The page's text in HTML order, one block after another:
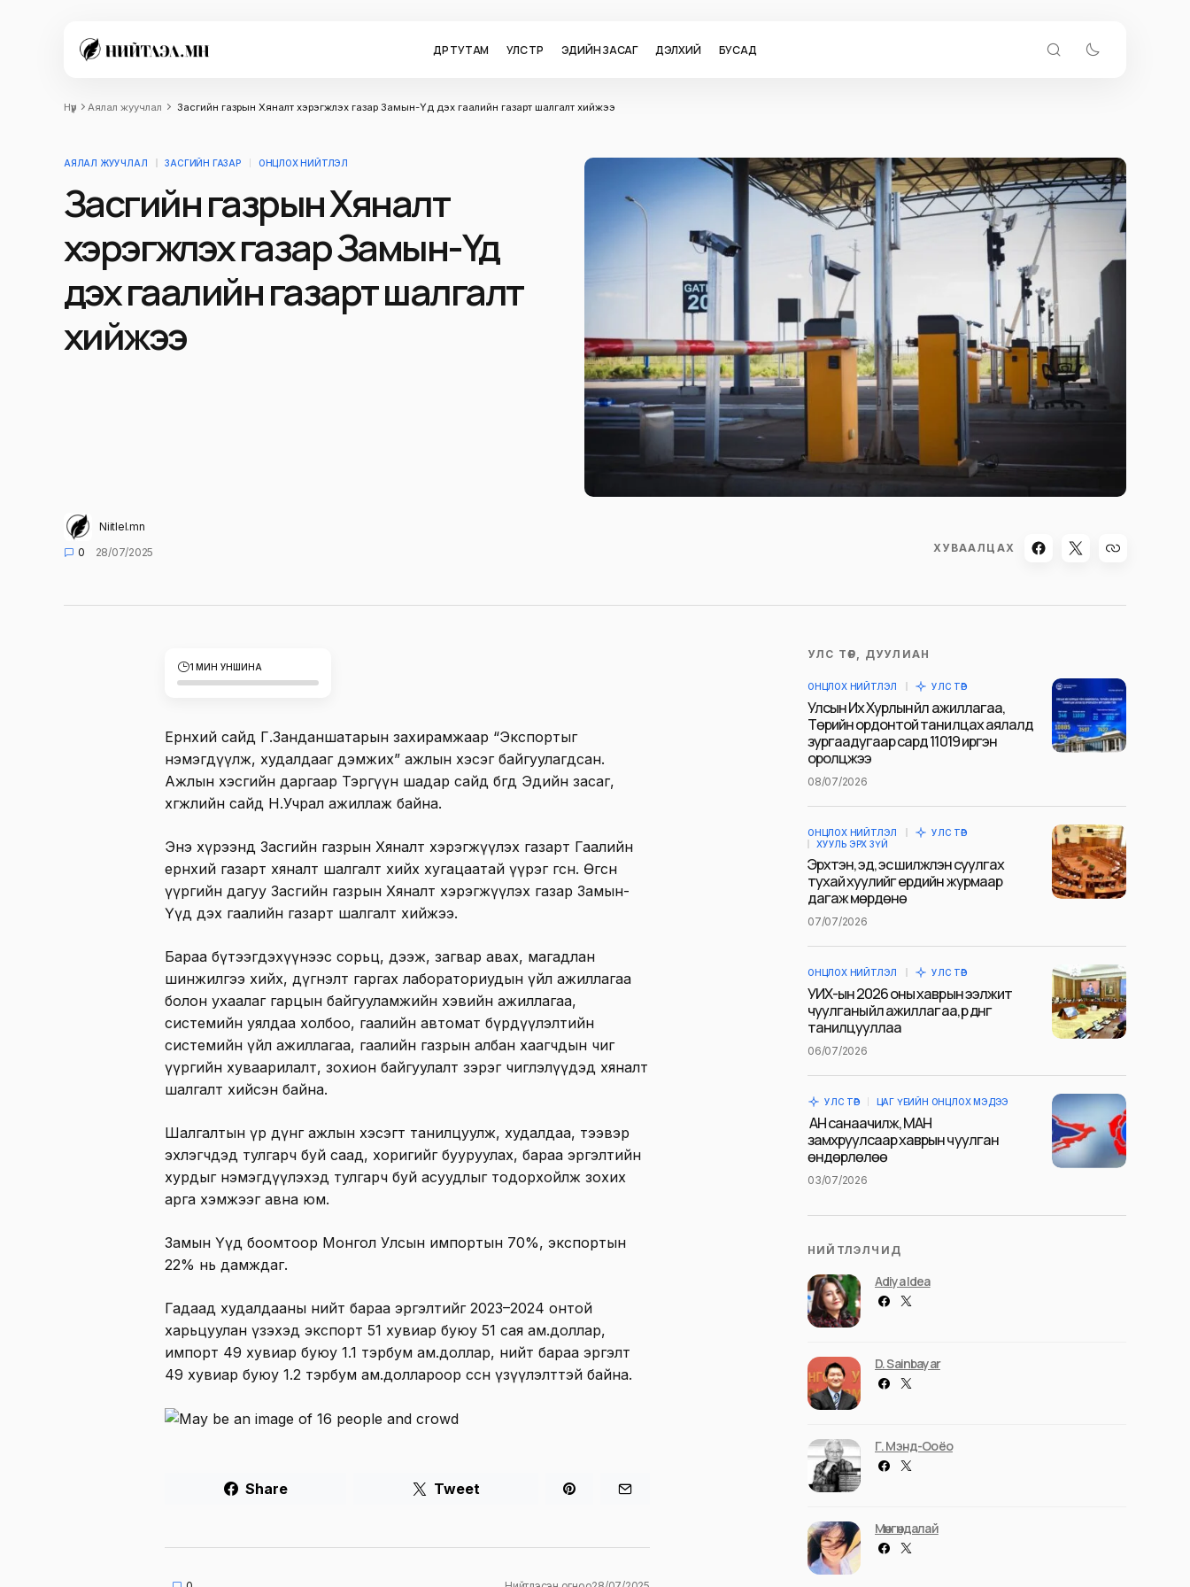
ӨДӨР ТУТАМ УЛС ТӨР ЭДИЙН ЗАСАГ ДЭЛХИЙ БУСАД
Нүүр Аялал жуучлал Засгийн газрын Хяналт хэрэгжүүлэх газар Замын-Үүд дэх гаалийн газарт шалгалт хийжээ
АЯЛАЛ ЖУУЧЛАЛ ЗАСГИЙН ГАЗАР ОНЦЛОХ НИЙТЛЭЛ
Засгийн газрын Хяналт
хэрэгжүүлэх газар Замын-Үүд
дэх гаалийн газарт шалгалт
хийжээ
Niitlel.mn
0
28/07/2025 ХУВААЛЦАХ
1 МИН УНШИНА
Ерөнхий сайд Г.Занданшатарын захирамжаар “Экспортыг
нэмэгдүүлж, худалдааг дэмжих” ажлын хэсэг байгуулагдсан.
Ажлын хэсгийн даргаар Тэргүүн шадар сайд бөгөөд Эдийн засаг,
хөгжлийн сайд Н.Учрал ажиллаж байна.
Энэ хүрээнд Засгийн газрын Хяналт хэрэгжүүлэх газарт Гаалийн
ерөнхий газарт хяналт шалгалт хийх хугацаатай үүрэг өгсөн. Өгсөн
үүргийн дагуу Засгийн газрын Хяналт хэрэгжүүлэх газар Замын-
Үүд дэх гаалийн газарт шалгалт хийжээ.
Бараа бүтээгдэхүүнээс сорьц, дээж, загвар авах, магадлан
шинжилгээ хийх, дүгнэлт гаргах лабораториудын үйл ажиллагаа
болон ухаалаг гарцын байгууламжийн хэвийн ажиллагаа,
системийн уялдаа холбоо, гаалийн автомат бүрдүүлэлтийн
системийн үйл ажиллагаа, гаалийн газрын албан хаагчдын чиг
үүргийн хувaарилалт, зохион байгуулалт зэрэг чиглэлүүдэд хяналт
шалгалт хийсэн байна.
Шалгалтын үр дүнг ажлын хэсэгт танилцуулж, худалдаа, тээвэр
эхлэгчдэд тулгарч буй саад, хоригийг бууруулах, бараа эргэлтийн
хурдыг нэмэгдүүлэхэд тулгарч буй асуудлыг тодорхойлж зохих
арга хэмжээг авна юм.
Замын Үүд боомтоор Монгол Улсын импортын 70%, экспортын
22% нь дамждаг.
Гадаад худалдааны нийт бараа эргэлтийг 2023–2024 онтой
харьцуулан үзэхэд экспорт 51 хувиар буюу 51 сая ам.доллар,
импорт 49 хувиар буюу 1.1 тэрбум ам.доллар, нийт бараа эргэлт
49 хувиар буюу 1.2 тэрбум ам.доллароор өссөн үзүүлэлттэй байна.
Share Tweet
УЛС ТӨР, ДУУЛИАН
ОНЦЛОХ НИЙТЛЭЛ УЛС ТӨР
Улсын Их Хурлын үйл ажиллагаа,
Төрийн ордонтой танилцах аялалд
зургаадугаар сард 11019 иргэн
оролцжээ
08/07/2026
ОНЦЛОХ НИЙТЛЭЛ
УЛС ТӨР
ХУУЛЬ ЭРХ ЗҮЙ
Эрхтэн, эд, эс шилжүүлэн суулгах
тухай хуулийг ердийн журмаар
дагаж мөрдөнө
07/07/2026
ОНЦЛОХ НИЙТЛЭЛ УЛС ТӨР
УИХ-ын 2026 оны хаврын ээлжит
чуулганы үйл ажиллагаа, үр дүнг
танилцууллаа
06/07/2026
УЛС ТӨР ЦАГ ҮЕИЙН ОНЦЛОХ МЭДЭЭ
АН санаачилж, МАН
замхруулсаар хаврын чуулган
өндөрлөлөө
03/07/2026
НИЙТЛЭЛЧИД
Adiya Idea
D. Sainbayar
Г. Мэнд-Ооёо
Мөнгөндалай